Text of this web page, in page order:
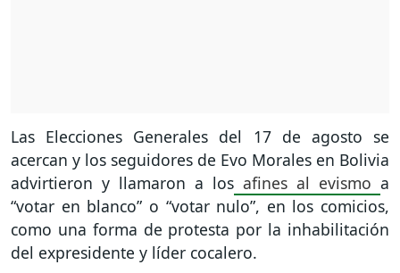
Las Elecciones Generales del 17 de agosto se
acercan y los seguidores de Evo Morales en Bolivia
advirtieron y llamaron a los afines al evismo a
“votar en blanco” o “votar nulo”, en los comicios,
como una forma de protesta por la inhabilitación
del expresidente y líder cocalero.